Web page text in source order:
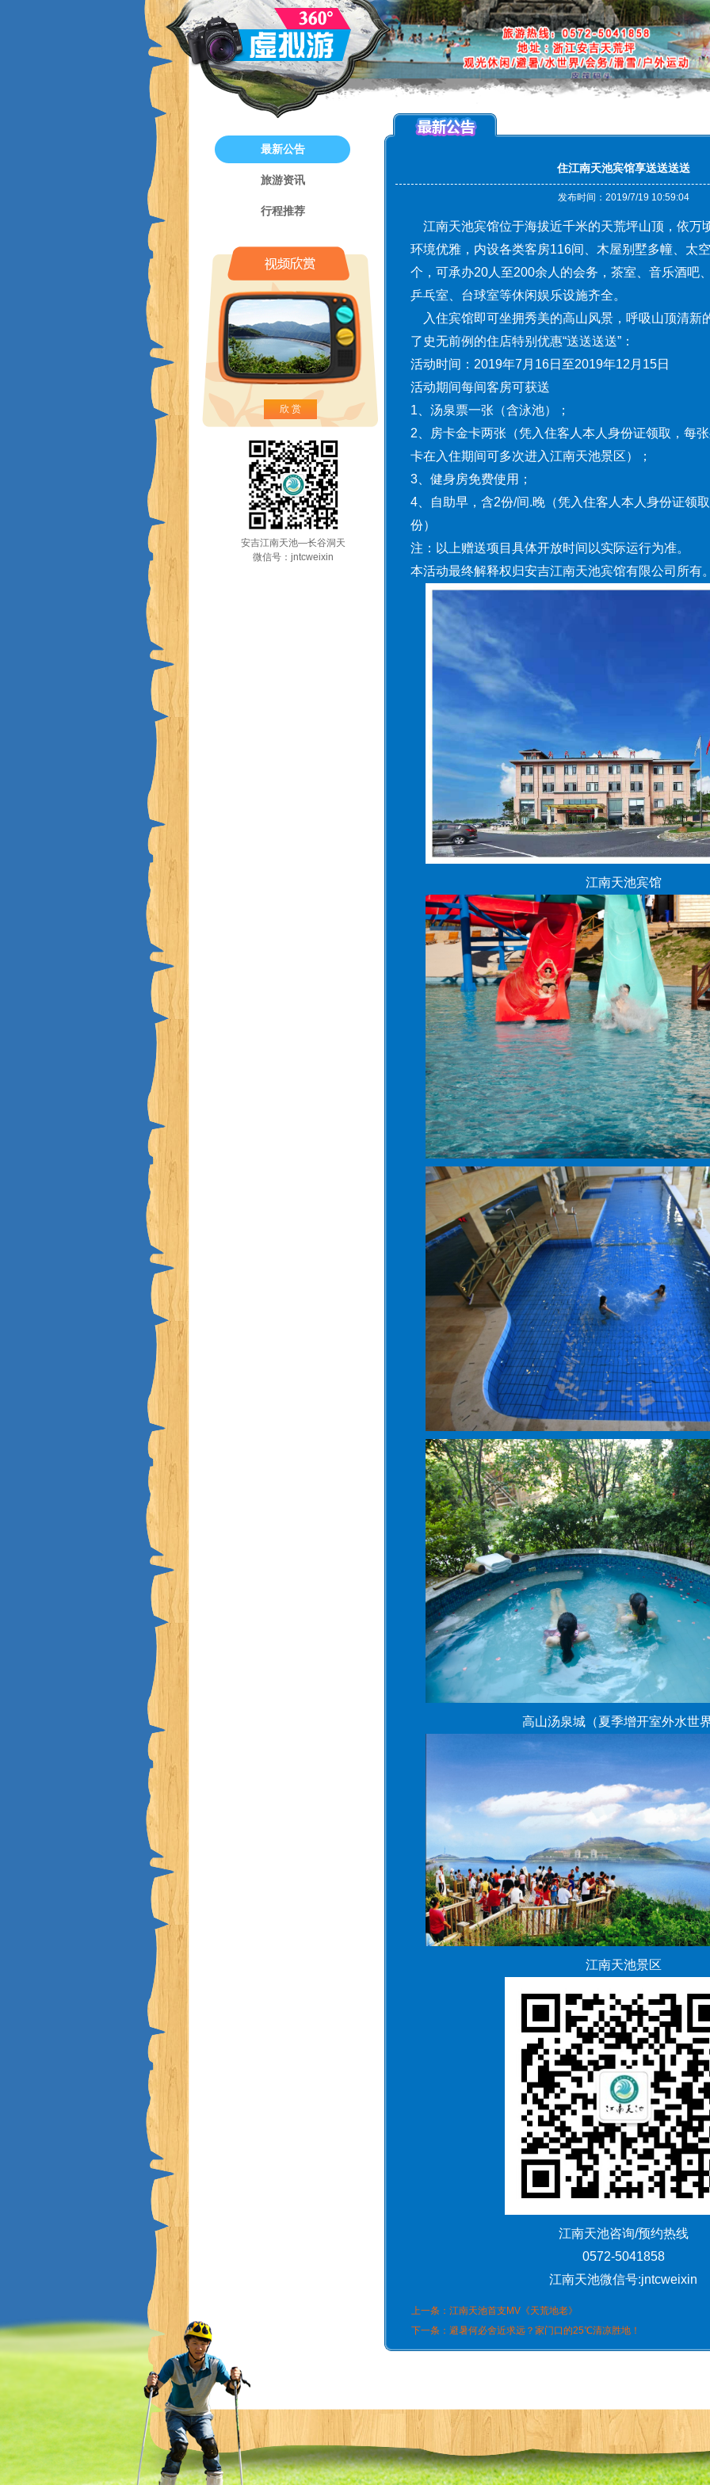
最新公告
旅游资讯
行程推荐
欣 赏
安吉江南天池—长谷洞天
微信号：jntcweixin
住江南天池宾馆享送送送送
发布时间：2019/7/19 10:59:04
江南天池宾馆位于海拔近千米的天荒坪山顶，依万
环境优雅，内设各类客房116间、木屋别墅多幢、太
个，可承办20人至200余人的会务，茶室、音乐酒吧
乒乓室、台球室等休闲娱乐设施齐全。
入住宾馆即可坐拥秀美的高山风景，呼吸山顶清新
了史无前例的住店特别优惠“送送送送”：
活动时间：2019年7月16日至2019年12月15日
活动期间每间客房可获送
1、汤泉票一张（含泳池）；
2、房卡金卡两张（凭入住客人本人身份证领取，每
卡在入住期间可多次进入江南天池景区）；
3、健身房免费使用；
4、自助早，含2份/间.晚（凭入住客人本人身份证领
份）
注：以上赠送项目具体开放时间以实际运行为准。
本活动最终解释权归安吉江南天池宾馆有限公司所有
江南天池宾馆
高山汤泉城（夏季增开室外水世
江南天池景区
江南天池咨询/预约热线
0572-5041858
江南天池微信号:jntcweixin
上一条： 江南天池首支MV《天荒地老》
下一条： 避暑何必舍近求远？家门口的25℃清凉胜地！